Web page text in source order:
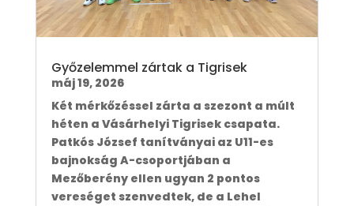
Győzelemmel zártak a Tigrisek
máj 19, 2026
Két mérkőzéssel zárta a szezont a múlt
héten a Vásárhelyi Tigrisek csapata.
Patkós József tanítványai az U11-es
bajnokság A-csoportjában a
Mezőberény ellen ugyan 2 pontos
vereséget szenvedtek, de a Lehel